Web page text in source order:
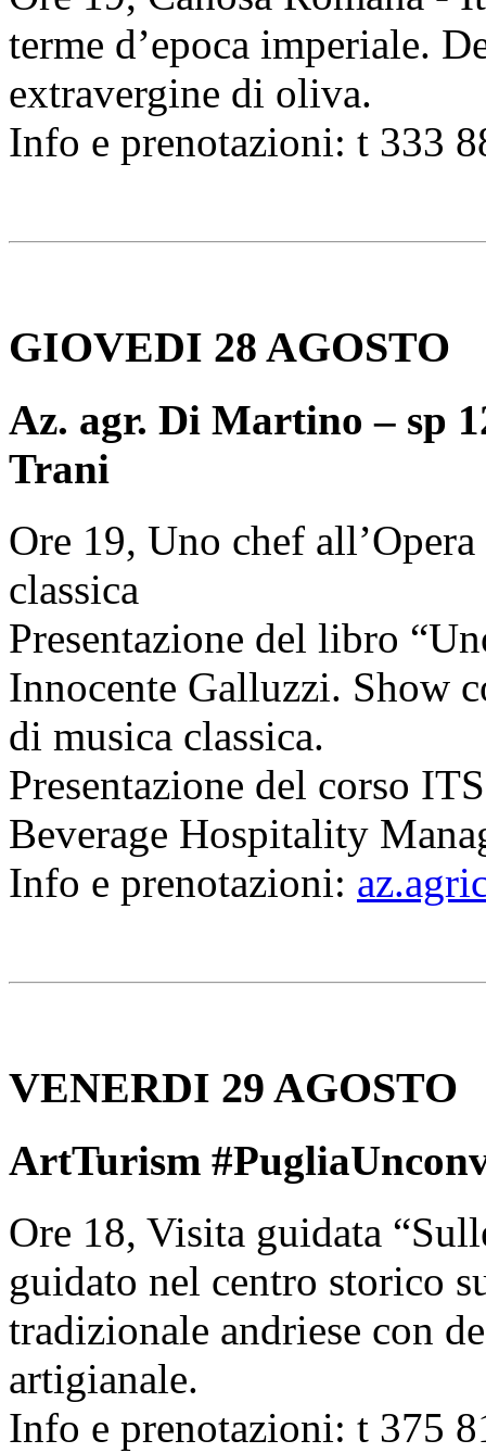
terme d’epoca imperiale.
extravergine di oliva.
Info e prenotazioni: t 333
GIOVEDI 28 AGOSTO
Az. agr. Di Martino – sp
Trani
Ore 19, Uno chef
classica
Presentazione del libro
Innocente Galluzzi. Show
di musica classica.
Presentazione del corso
Beverage Hospitality
Info e prenotazioni:
VENERDI 29 AGOSTO
ArtTurism
Ore 18, Visita guidata
guidato nel centro storico
tradizionale andriese con
artigianale.
Info e prenotazioni: t 375